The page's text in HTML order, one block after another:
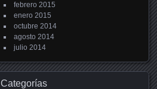
febrero 2015
enero 2015
octubre 2014
agosto 2014
julio 2014
Categorías